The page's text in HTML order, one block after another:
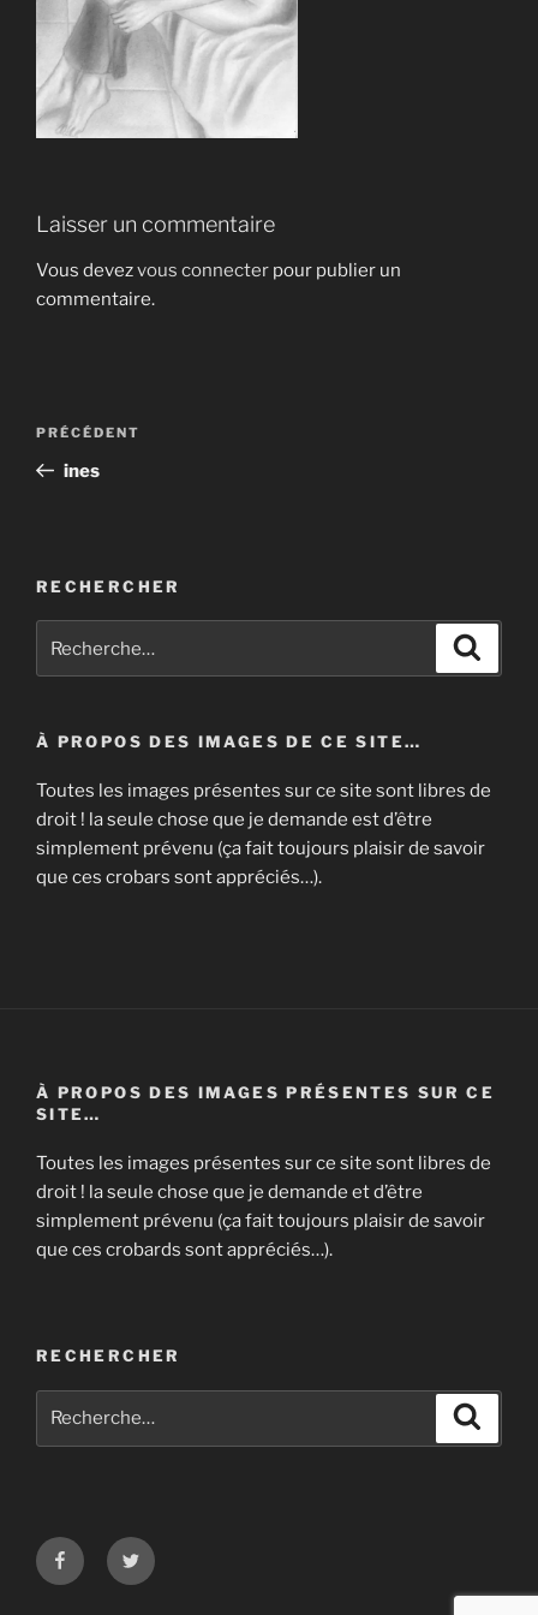
Laisser un commentaire
Vous devezvous connecter pour publier un
commentaire.
Navigation
l’article
Article
précédent
PRÉCÉDENT
ines
RECHERCHER
pour
À PROPOS DES IMAGES DE CE SITE…
Toutes les images présentes sur ce site sont libres de
droit ! la seule chose que je demande est d’être
simplement prévenu (ça fait toujours plaisir de savoir
que ces crobars sont appréciés…).
À PROPOS DES IMAGES PRÉSENTES SUR CE
SITE…
Toutes les images présentes sur ce site sont libres de
droit ! la seule chose que je demande et d’être
simplement prévenu (ça fait toujours plaisir de savoir
que ces crobards sont appréciés…).
RECHERCHER
FacebookTwitter